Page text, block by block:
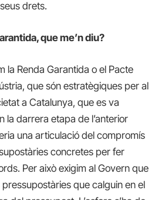
drets.
que me’n diu?
la Renda Garantida o el Pacte
que són estratègiques per al
a Catalunya, que es va
la darrera etapa de l’anterior
una articulació del compromís
concretes per fer
Per això exigim al Govern que
que calguin en el